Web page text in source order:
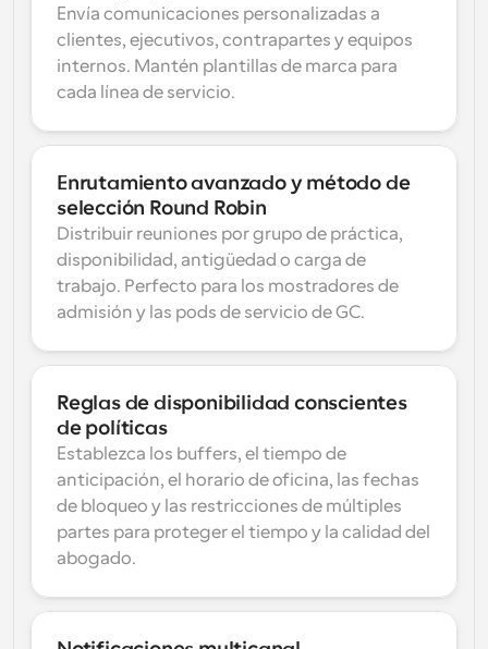
Envía comunicaciones personalizadas a
clientes, ejecutivos, contrapartes y equipos
internos. Mantén plantillas de marca para
cada línea de servicio.
Enrutamiento avanzado y método de
selección Round Robin
Distribuir reuniones por grupo de práctica,
disponibilidad, antigüedad o carga de
trabajo. Perfecto para los mostradores de
admisión y las pods de servicio de GC.
Reglas de disponibilidad conscientes
de políticas
Establezca los buffers, el tiempo de
anticipación, el horario de oficina, las fechas
de bloqueo y las restricciones de múltiples
partes para proteger el tiempo y la calidad del
abogado.